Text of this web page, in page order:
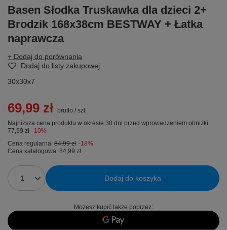
Basen Słodka Truskawka dla dzieci 2+
Brodzik 168x38cm BESTWAY + Łatka
naprawcza
+ Dodaj do porównania
Dodaj do listy zakupowej
30x30x7
69,99 zł brutto / szt.
Najniższa cena produktu w okresie 30 dni przed wprowadzeniem obniżki:
77,99 zł -10%
Cena regularna: 84,99 zł -18%
Cena katalogowa: 84,99 zł
Dodaj do koszyka
Możesz kupić także poprzez: